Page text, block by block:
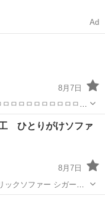
Ad
8月7日
況によりお渡し日時がご希望に添えない場合がございます。 ...
品
ひとりがけソファ
8月7日
、目立つシミなどは無く